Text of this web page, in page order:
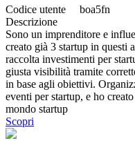
Codice utente
boa5fn
Descrizione
Sono un imprenditore e
creato già 3 startup in questi
raccolta investimenti per
giusta visibilità tramite
in base agli obiettivi.
eventi per startup, e ho
mondo startup
Scopri